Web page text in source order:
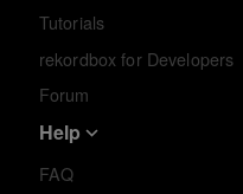
Tutorials
rekordbox for Developers
Forum
Help
FAQ